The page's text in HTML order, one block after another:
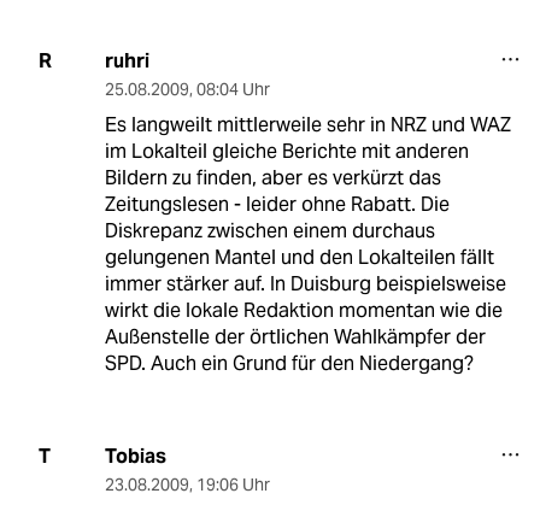
R ruhri
25.08.2009, 08:04 Uhr
Es langweilt mittlerweile sehr in NRZ und WAZ
im Lokalteil gleiche Berichte mit anderen
Bildern zu finden, aber es verkürzt das
Zeitungslesen - leider ohne Rabatt. Die
Diskrepanz zwischen einem durchaus
gelungenen Mantel und den Lokalteilen fällt
immer stärker auf. In Duisburg beispielsweise
wirkt die lokale Redaktion momentan wie die
Außenstelle der örtlichen Wahlkämpfer der
SPD. Auch ein Grund für den Niedergang?
T Tobias
23.08.2009, 19:06 Uhr